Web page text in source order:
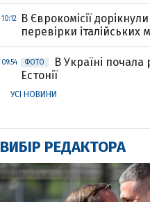
10:12
В Єврокомісії дорікнули
перевірки італійських
09:54 ФОТО
В Україні
Естонії
УСІ НОВИНИ
ВИБІР РЕДАКТОРА